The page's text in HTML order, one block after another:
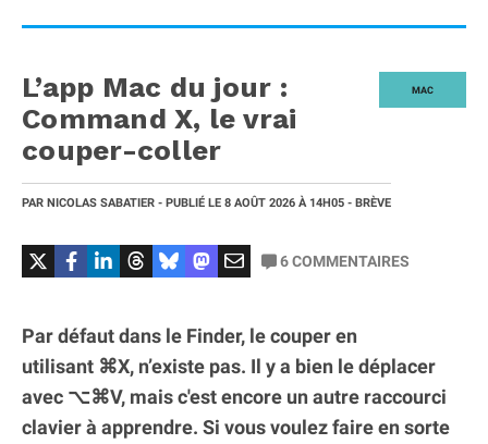
MAC
L’app Mac du jour :
Command X, le vrai
couper-coller
PAR NICOLAS SABATIER - PUBLIÉ LE 8 AOÛT 2026 À 14H05 - BRÈVE
6COMMENTAIRES
Par défaut dans le Finder, le couper en
utilisant ⌘X, n’existe pas. Il y a bien le déplacer
avec ⌥⌘V, mais c'est encore un autre raccourci
clavier à apprendre. Si vous voulez faire en sorte